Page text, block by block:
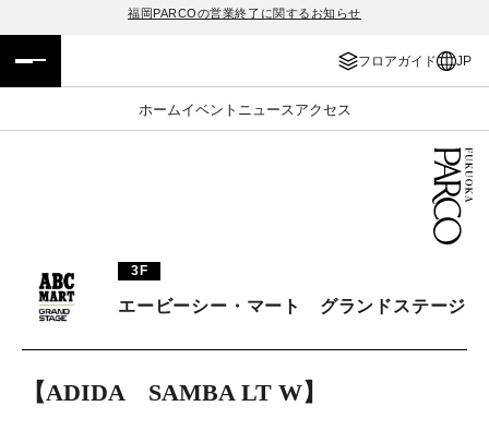
福岡PARCOの営業終了に関するお知らせ
フロアガイド JP
ホームイベント ニュース アクセス
レストラン・カフェ
ภาษาไทย
3F
エービーシー・マート グランドステージ
【ADIDA SAMBA LT W】